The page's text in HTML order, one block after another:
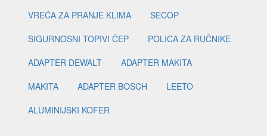
VREĆA ZA PRANJE KLIMA
SECOP
SIGURNOSNI TOPIVI ČEP
POLICA ZA RUČNIKE
ADAPTER DEWALT
ADAPTER MAKITA
MAKITA
ADAPTER BOSCH
LEETO
ALUMINIJSKI KOFER